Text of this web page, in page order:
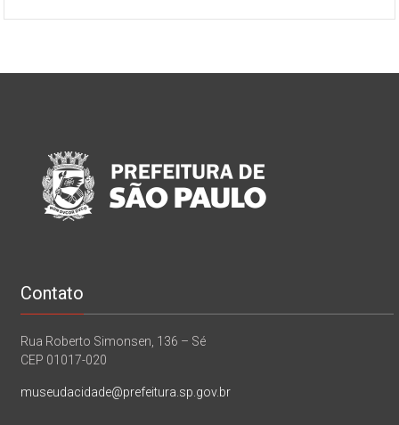
Contato
Rua Roberto Simonsen, 136 – Sé
CEP 01017-020
museudacidade@prefeitura.sp.gov.br